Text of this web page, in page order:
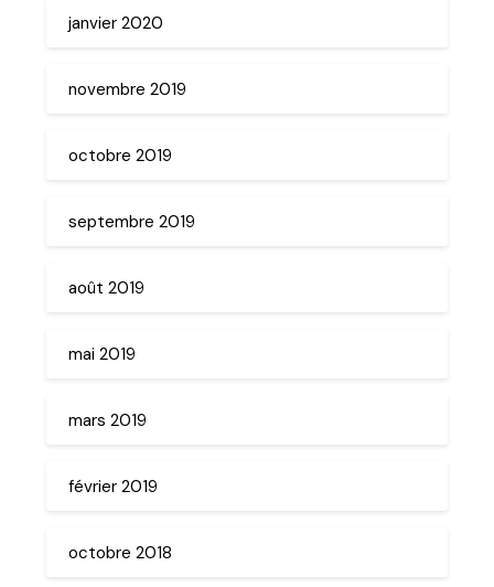
janvier 2020
novembre 2019
octobre 2019
septembre 2019
août 2019
mai 2019
mars 2019
février 2019
octobre 2018